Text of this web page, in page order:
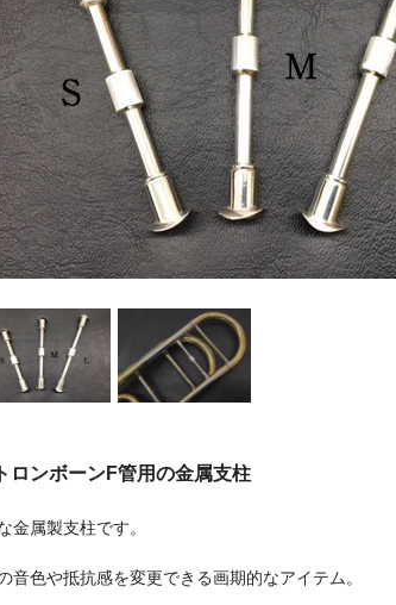
ロンボーンF管用の金属支柱
金属製支柱です。
音色や抵抗感を変更できる画期的なアイテム。